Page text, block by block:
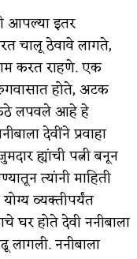
आपल्या इतर
चालू ठेवावे लागते,
करत राहणे. एक
होते, अटक
लपवले आहे हे
देवींने प्रवाहा
ह्यांची पत्नी बनून
त्यांनी माहिती
व्यक्तीपर्यंत
घर होते देवी ननीबाला
लागली. ननीबाला